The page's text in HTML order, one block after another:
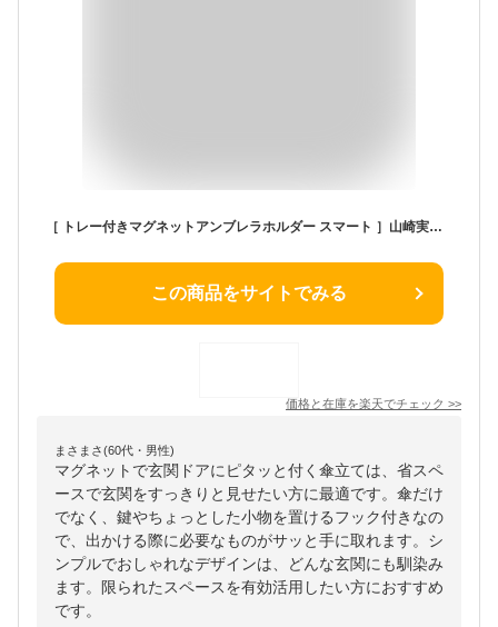
［ トレー付きマグネットアンブレラホルダー スマート ］山崎実業 収納 マグネット 玄関 傘立て 傘置き 玄関収納 磁石 玄関ドア 傘収納 傘 鍵 キーフック 小物収納 小物置き おしゃれ ハンギング傘立て yamazaki smart ブラック ホワイト 5041 5042 公式
この商品をサイトでみる
価格と在庫を楽天でチェック >>
まさまさ(60代・男性)
マグネットで玄関ドアにピタッと付く傘立ては、省スペ
ースで玄関をすっきりと見せたい方に最適です。傘だけ
でなく、鍵やちょっとした小物を置けるフック付きなの
で、出かける際に必要なものがサッと手に取れます。シ
ンプルでおしゃれなデザインは、どんな玄関にも馴染み
ます。限られたスペースを有効活用したい方におすすめ
です。